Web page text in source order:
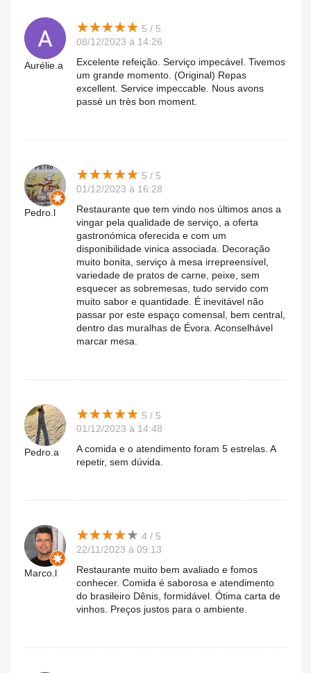
Aurélie.a
★★★★★
★★★★★ 5 / 5
08/12/2023 à 14:26
Excelente refeição. Serviço impecável. Tivemos
um grande momento. (Original) Repas
excellent. Service impeccable. Nous avons
passé un très bon moment.
Pedro.l
★★★★★
★★★★★ 5 / 5
01/12/2023 à 16:28
Restaurante que tem vindo nos últimos anos a
vingar pela qualidade de serviço, a oferta
gastronómica oferecida e com um
disponibilidade vinica associada. Decoração
muito bonita, serviço à mesa irrepreensível,
variedade de pratos de carne, peixe, sem
esquecer as sobremesas, tudo servido com
muito sabor e quantidade. É inevitável não
passar por este espaço comensal, bem central,
dentro das muralhas de Évora. Aconselhável
marcar mesa.
Pedro.a
★★★★★
★★★★★ 5 / 5
01/12/2023 à 14:48
A comida e o atendimento foram 5 estrelas. A
repetir, sem dúvida.
Marco.l
★★★★★
★★★★★ 4 / 5
22/11/2023 à 09:13
Restaurante muito bem avaliado e fomos
conhecer. Comida é saborosa e atendimento
do brasileiro Dênis, formidável. Ótima carta de
vinhos. Preços justos para o ambiente.